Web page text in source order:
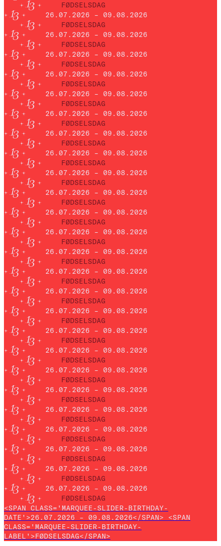
FØDSELSDAG
26.07.2026 – 09.08.2026
FØDSELSDAG
26.07.2026 – 09.08.2026
FØDSELSDAG
26.07.2026 – 09.08.2026
FØDSELSDAG
26.07.2026 – 09.08.2026
FØDSELSDAG
26.07.2026 – 09.08.2026
FØDSELSDAG
26.07.2026 – 09.08.2026
FØDSELSDAG
26.07.2026 – 09.08.2026
FØDSELSDAG
26.07.2026 – 09.08.2026
FØDSELSDAG
26.07.2026 – 09.08.2026
FØDSELSDAG
26.07.2026 – 09.08.2026
FØDSELSDAG
26.07.2026 – 09.08.2026
FØDSELSDAG
26.07.2026 – 09.08.2026
FØDSELSDAG
26.07.2026 – 09.08.2026
FØDSELSDAG
26.07.2026 – 09.08.2026
FØDSELSDAG
26.07.2026 – 09.08.2026
FØDSELSDAG
26.07.2026 – 09.08.2026
FØDSELSDAG
26.07.2026 – 09.08.2026
FØDSELSDAG
26.07.2026 – 09.08.2026
FØDSELSDAG
26.07.2026 – 09.08.2026
FØDSELSDAG
26.07.2026 – 09.08.2026
FØDSELSDAG
26.07.2026 – 09.08.2026
FØDSELSDAG
26.07.2026 – 09.08.2026
FØDSELSDAG
26.07.2026 – 09.08.2026
FØDSELSDAG
26.07.2026 – 09.08.2026
FØDSELSDAG
26.07.2026 – 09.08.2026
FØDSELSDAG
<SPAN CLASS='MARQUEE-SLIDER-BIRTHDAY-
DATE'>26.07.2026 – 09.08.2026</SPAN> <SPAN
CLASS='MARQUEE-SLIDER-BIRTHDAY-
LABEL'>FØDSELSDAG</SPAN>